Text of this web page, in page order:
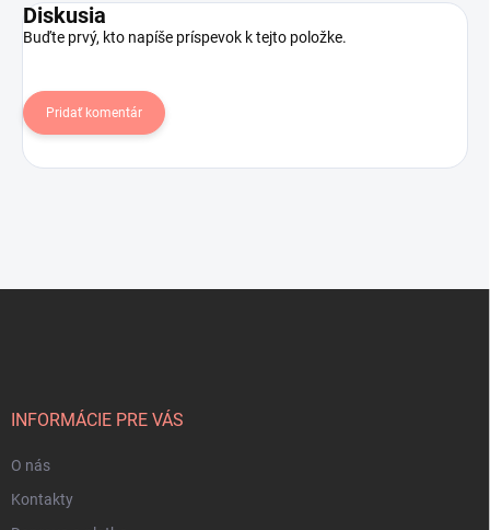
Diskusia
Buďte prvý, kto napíše príspevok k tejto položke.
Pridať komentár
INFORMÁCIE PRE VÁS
O nás
Kontakty